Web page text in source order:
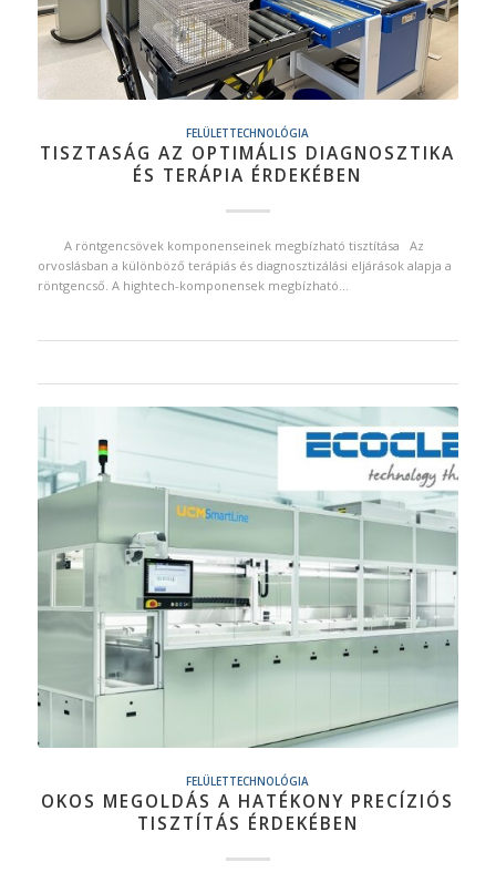
FELÜLETTECHNOLÓGIA
TISZTASÁG AZ OPTIMÁLIS DIAGNOSZTIKA
ÉS TERÁPIA ÉRDEKÉBEN
A röntgencsövek komponenseinek megbízható tisztítása Az
orvoslásban a különböző terápiás és diagnosztizálási eljárások alapja a
röntgencső. A hightech-komponensek megbízható…
FELÜLETTECHNOLÓGIA
OKOS MEGOLDÁS A HATÉKONY PRECÍZIÓS
TISZTÍTÁS ÉRDEKÉBEN